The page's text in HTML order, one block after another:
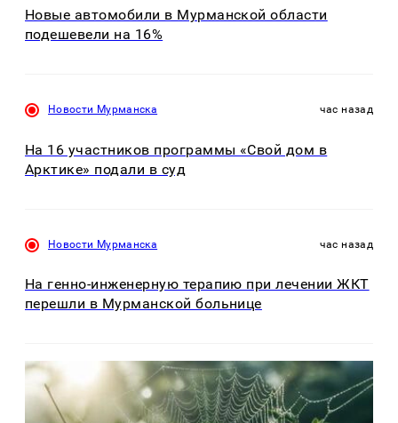
Новые автомобили в Мурманской области
подешевели на 16%
Новости Мурманска час назад
На 16 участников программы «Свой дом в
Арктике» подали в суд
Новости Мурманска час назад
На генно-инженерную терапию при лечении ЖКТ
перешли в Мурманской больнице